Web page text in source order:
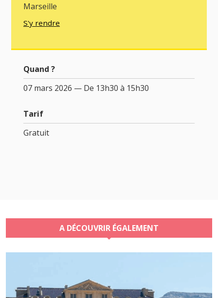
Marseille
S'y rendre
Quand ?
07 mars 2026 — De 13h30 à 15h30
Tarif
Gratuit
A DÉCOUVRIR ÉGALEMENT